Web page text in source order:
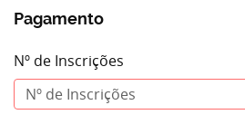
Pagamento
Nº de Inscrições